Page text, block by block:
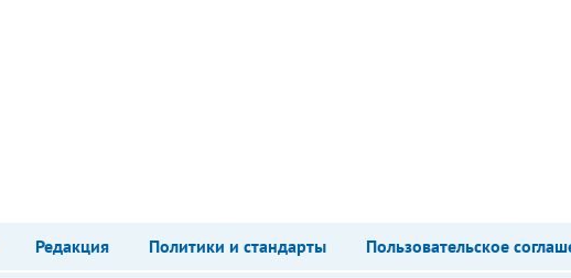
Редакция Политики и стандарты Пользовательское